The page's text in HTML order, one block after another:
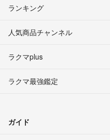
ランキング
人気商品チャンネル
ラクマplus
ラクマ最強鑑定
ガイド